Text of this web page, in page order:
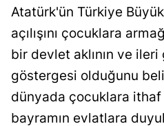
Atatürk'ün Türkiye
açılışını çocuklara
bir devlet aklının ve
göstergesi olduğunu
dünyada çocuklara
bayramın evlatlara